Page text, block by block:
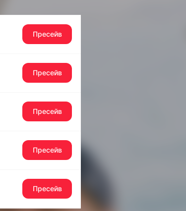
Пресейв
Пресейв
Пресейв
Пресейв
Пресейв